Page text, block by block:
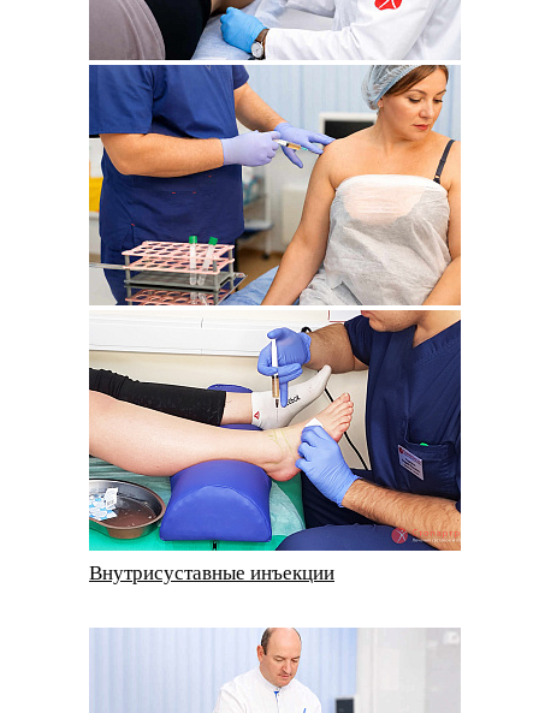
Внутрисуставные инъекции